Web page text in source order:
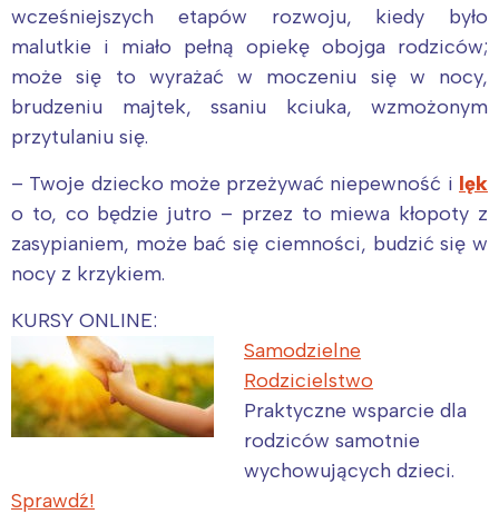
wcześniejszych etapów rozwoju, kiedy było
malutkie i miało pełną opiekę obojga rodziców;
może się to wyrażać w moczeniu się w nocy,
brudzeniu majtek, ssaniu kciuka, wzmożonym
przytulaniu się.
– Twoje dziecko może przeżywać niepewność i lęk
o to, co będzie jutro – przez to miewa kłopoty z
zasypianiem, może bać się ciemności, budzić się w
nocy z krzykiem.
KURSY ONLINE:
Samodzielne
Rodzicielstwo
Praktyczne wsparcie dla
rodziców samotnie
wychowujących dzieci.
Sprawdź!